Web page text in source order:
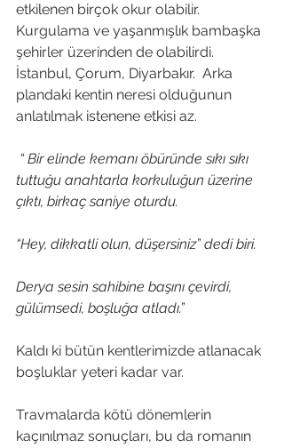
etkilenen birçok okur olabilir.
Kurgulama ve yaşanmışlık bambaşka
şehirler üzerinden de olabilirdi.
İstanbul, Çorum, Diyarbakır.  Arka
plandaki kentin neresi olduğunun
anlatılmak istenene etkisi az.
tuttuğu anahtarla korkuluğun üzerine
çıktı, birkaç saniye oturdu.
“Hey, dikkatli olun, düşersiniz” dedi biri.
Derya sesin sahibine başını çevirdi,
gülümsedi, boşluğa atladı.”
Kaldı ki bütün kentlerimizde atlanacak
boşluklar yeteri kadar var.
Travmalarda kötü dönemlerin
kaçınılmaz sonuçları, bu da romanın